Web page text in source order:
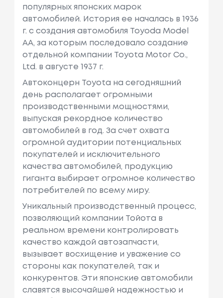
популярных японских марок
автомобилей. История ее началась в 1936
г. с создания автомобиля Toyoda Model
AA, за которым последовало создание
отдельной компании Toyota Motor Co.,
Ltd. в августе 1937 г.
Автоконцерн Toyota на сегодняшний
день располагает огромными
производственными мощностями,
выпуская рекордное количество
автомобилей в год. За счет охвата
огромной аудитории потенциальных
покупателей и исключительного
качества автомобилей, продукцию
гиганта выбирает огромное количество
потребителей по всему миру.
Уникальный производственный процесс,
позволяющий компании Тойота в
реальном времени контролировать
качество каждой автозапчасти,
вызывает восхищение и уважение со
стороны как покупателей, так и
конкурентов. Эти японские автомобили
славятся высочайшей надежностью и